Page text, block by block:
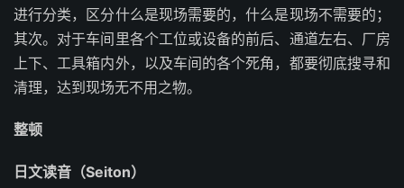
进行分类，区分什么是现场需要的，什么是现场不需要的；
其次。对于车间里各个工位或设备的前后、通道左右、厂房
上下、工具箱内外，以及车间的各个死角，都要彻底搜寻和
清理，达到现场无不用之物。
整顿
日文读音（Seiton）